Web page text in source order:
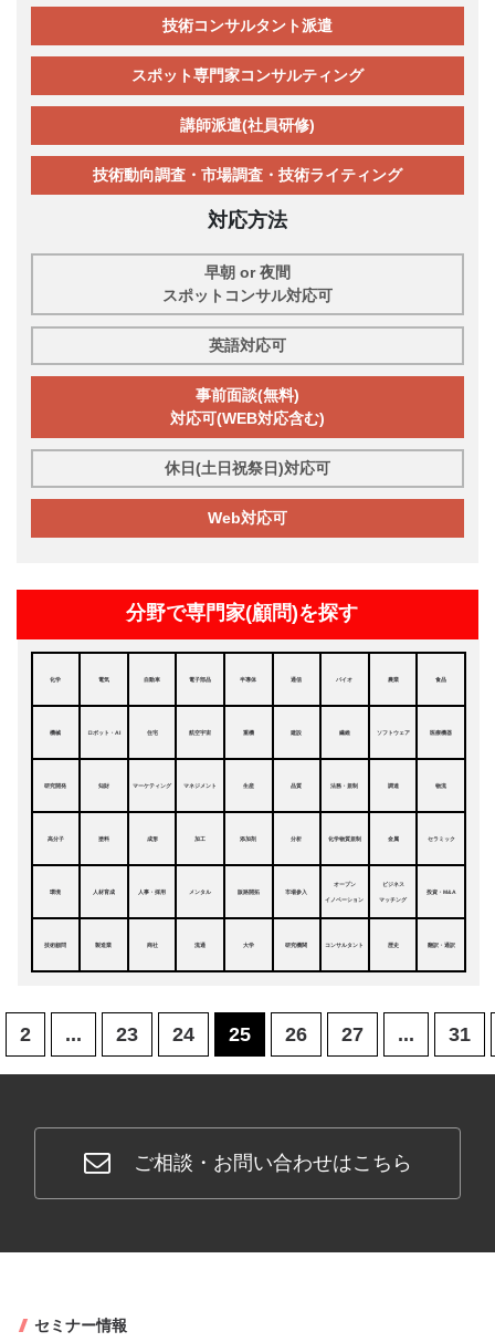
技術コンサルタント派遣
スポット専門家コンサルティング
講師派遣(社員研修)
技術動向調査・市場調査・技術ライティング
対応方法
早朝 or 夜間
スポットコンサル対応可
英語対応可
事前面談(無料)
対応可(WEB対応含む)
休日(土日祝祭日)対応可
Web対応可
分野で専門家(顧問)を探す
化学 電気 自動車 電子部品 半導体 通信 バイオ 農業 食品
機械 ロボット・AI 住宅 航空宇宙 重機 建設 繊維 ソフトウェア 医療機器
研究開発 知財 マーケティング マネジメント 生産 品質 法務・規制 調達 物流
高分子 塗料 成形 加工 添加剤 分析 化学物質規制 金属 セラミック
環境 人材育成 人事・採用 メンタル 販路開拓 市場参入
オープン
イノベーション
ビジネス
マッチング
投資・M&A
技術顧問 製造業 商社 流通 大学 研究機関 コンサルタント 歴史 翻訳・通訳
2 ... 23 24 25 26 27 ... 31
ご相談・お問い合わせはこちら
セミナー情報